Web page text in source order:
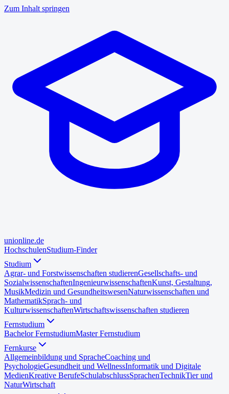
Zum Inhalt springen
unionline.de
HochschulenStudium-Finder
Studium
Agrar- und Forstwissenschaften studierenGesellschafts- und
SozialwissenschaftenIngenieurwissenschaftenKunst, Gestaltung,
MusikMedizin und GesundheitswesenNaturwissenschaften und
MathematikSprach- und
KulturwissenschaftenWirtschaftswissenschaften studieren
Fernstudium
Bachelor FernstudiumMaster Fernstudium
Fernkurse
Allgemeinbildung und SpracheCoaching und
PsychologieGesundheit und WellnessInformatik und Digitale
MedienKreative BerufeSchulabschlussSprachenTechnikTier und
NaturWirtschaft